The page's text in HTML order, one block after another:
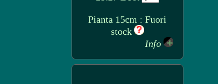
Pianta 15cm : Fuori
stock
Info